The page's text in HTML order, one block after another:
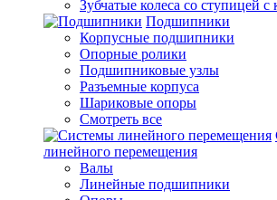
Зубчатые колеса со ступицей
Подшипники
Корпусные подшипники
Опорные ролики
Подшипниковые узлы
Разъемные корпуса
Шариковые опоры
Смотреть все
линейного перемещения
Валы
Линейные подшипники